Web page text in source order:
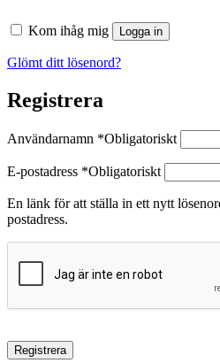
Kom ihåg mig Logga in
Glömt ditt lösenord?
Registrera
Användarnamn *Obligatoriskt
E-postadress *Obligatoriskt
En länk för att ställa in ett nytt
postadress.
Registrera